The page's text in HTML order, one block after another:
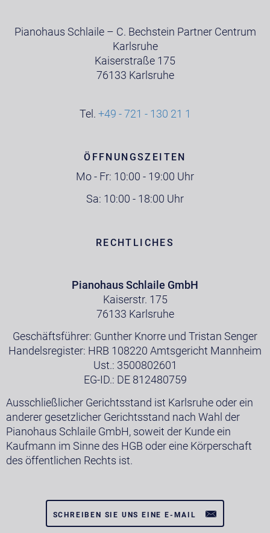
Pianohaus Schlaile – C. Bechstein Partner Centrum
Karlsruhe
Kaiserstraße 175
76133 Karlsruhe
Tel. +49 - 721 - 130 21 1
ÖFFNUNGSZEITEN
Mo - Fr: 10:00 - 19:00 Uhr
Sa: 10:00 - 18:00 Uhr
RECHTLICHES
Pianohaus Schlaile GmbH
Kaiserstr. 175
76133 Karlsruhe
Geschäftsführer: Gunther Knorre und Tristan Senger
Handelsregister: HRB 108220 Amtsgericht Mannheim
Ust.: 3500802601
EG-ID.: DE 812480759
Ausschließlicher Gerichtsstand ist Karlsruhe oder ein
anderer gesetzlicher Gerichtsstand nach Wahl der
Pianohaus Schlaile GmbH, soweit der Kunde ein
Kaufmann im Sinne des HGB oder eine Körperschaft
des öffentlichen Rechts ist.
SCHREIBEN SIE UNS EINE E-MAIL